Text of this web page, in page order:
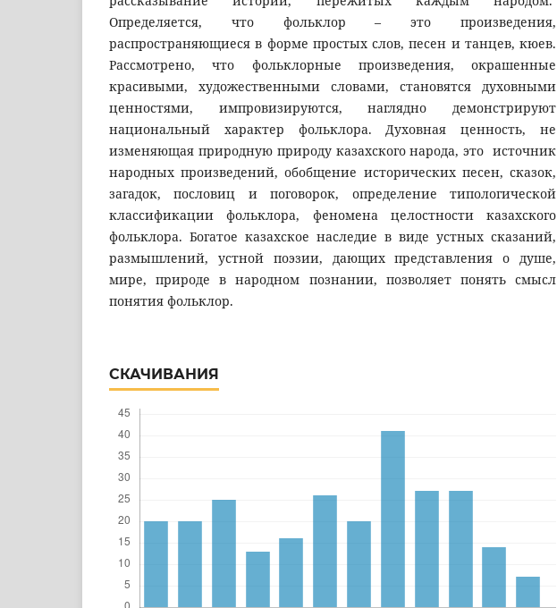
Определяется, что фольклор – это произведения,
распространяющиеся в форме простых слов, песен и танцев, кюев.
Рассмотрено, что фольклорные произведения, окрашенные
красивыми, художественными словами, становятся духовными
ценностями, импровизируются, наглядно демонстрируют
национальный характер фольклора. Духовная ценность, не
изменяющая природную природу казахского народа, это источник
народных произведений, обобщение исторических песен, сказок,
загадок, пословиц и поговорок, определение типологической
классификации фольклора, феномена целостности казахского
фольклора. Богатое казахское наследие в виде устных сказаний,
размышлений, устной поэзии, дающих представления о душе,
мире, природе в народном познании, позволяет понять смысл
понятия фольклор.
СКАЧИВАНИЯ